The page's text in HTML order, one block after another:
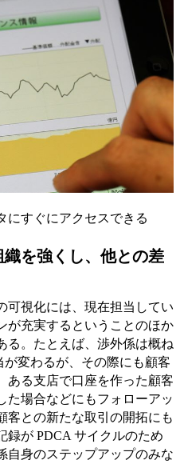
にすぐにアクセスできる
を強くし、他との差
可視化には、現在担当してい
が充実するということのほか
る。たとえば、渉外係は概ね
変わるが、その際にも顧客
ある支店で口座を作った顧客
た場合などにもフォローアッ
客との新たな取引の開拓にも
録が PDCA サイクルのため
自身のステップアップのみな